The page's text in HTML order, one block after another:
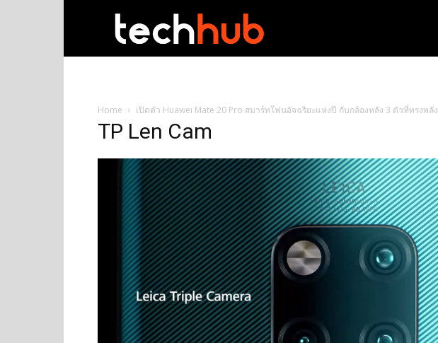
Home เปิดตัว Huawei Mate 20 Pro สมาร์ทโฟนอัจฉริยะแห่งปี กับกล้องหลัง 3 ตัวที่ทรงพลัง
TP Len Cam